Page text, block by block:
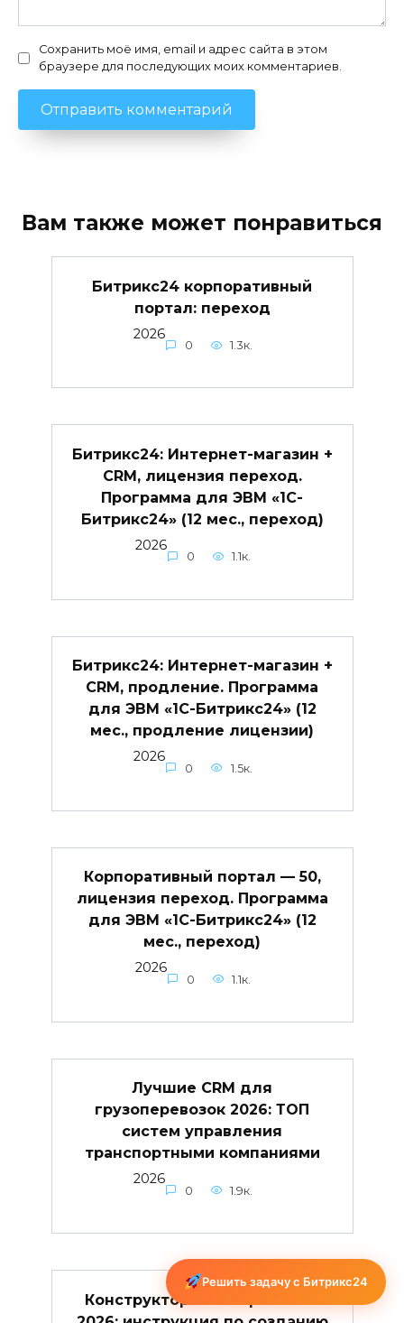
Сохранить моё имя, email и адрес сайта в этом
браузере для последующих моих комментариев.
Вам также может понравиться
Битрикс24 корпоративный
портал: переход
2026
0 1.3к.
Битрикс24: Интернет-магазин +
CRM, лицензия переход.
Программа для ЭВМ «1С-
Битрикс24» (12 мес., переход)
2026
0 1.1к.
Битрикс24: Интернет-магазин +
CRM, продление. Программа
для ЭВМ «1С-Битрикс24» (12
мес., продление лицензии)
2026
0 1.5к.
Корпоративный портал — 50,
лицензия переход. Программа
для ЭВМ «1С-Битрикс24» (12
мес., переход)
2026
0 1.1к.
Лучшие CRM для
грузоперевозок 2026: ТОП
систем управления
транспортными компаниями
2026
0 1.9к.
Конструктор КП Битрикс24 в
Решить задачу с Битрикс24